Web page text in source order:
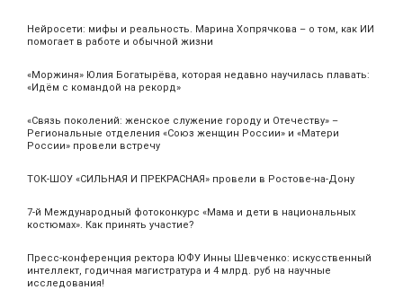
Нейросети: мифы и реальность. Марина Хопрячкова – о том, как ИИ
помогает в работе и обычной жизни
«Моржиня» Юлия Богатырёва, которая недавно научилась плавать:
«Идём с командой на рекорд»
«Связь поколений: женское служение городу и Отечеству» –
Региональные отделения «Союз женщин России» и «Матери
России» провели встречу
ТОК-ШОУ «СИЛЬНАЯ И ПРЕКРАСНАЯ» провели в Ростове-на-Дону
7-й Международный фотоконкурс «Мама и дети в национальных
костюмах». Как принять участие?
Пресс-конференция ректора ЮФУ Инны Шевченко: искусственный
интеллект, годичная магистратура и 4 млрд. руб на научные
исследования!